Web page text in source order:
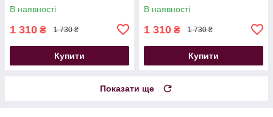
В наявності
1 310 ₴ 1 730 ₴
Купити
В наявності
1 310 ₴ 1 730 ₴
Купити
Показати ще